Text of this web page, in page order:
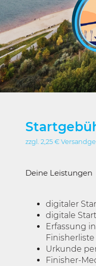
zzgl. 2,25 €
Deine Leistungen
digitaler
digitale
Erfassung
Finisherliste
Urkunde
Finisher-